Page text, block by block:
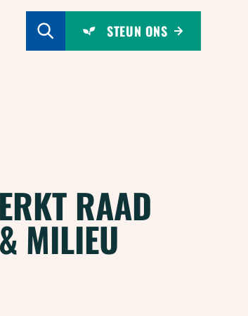
STEUN ONS
RAAD
MILIEU